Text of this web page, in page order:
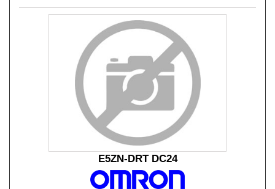
E5ZN-DRT DC24